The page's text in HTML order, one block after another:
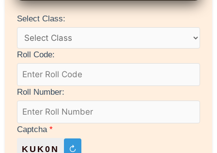
Select Class:
Roll Code:
Roll Number:
Captcha *
KUK0N ↻